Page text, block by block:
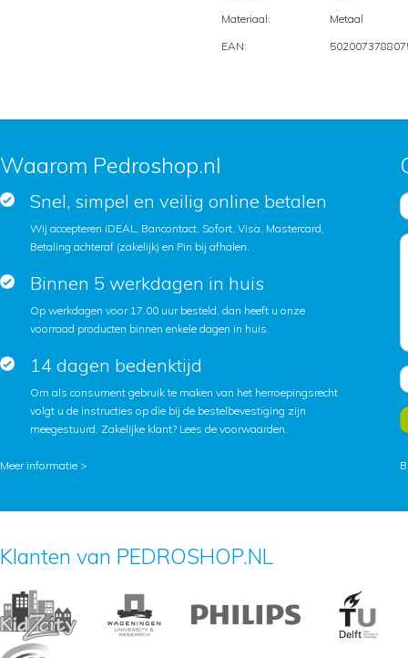
Materiaal:
Metaal
EAN:
Waarom Pedroshop.nl
Snel, simpel en veilig online betalen
Wij accepteren iDEAL, Bancontact, Sofort, Visa, Mastercard,
Betaling achteraf (zakelijk) en Pin bij afhalen.
Binnen 5 werkdagen in huis
Op werkdagen voor 17.00 uur besteld, dan heeft u onze
voorraad producten binnen enkele dagen in huis.
14 dagen bedenktijd
Om als consument gebruik te maken van het herroepingsrecht
volgt u de instructies op die bij de bestelbevestiging zijn
meegestuurd. Zakelijke klant? Lees de voorwaarden.
Meer informatie >
Klanten van PEDROSHOP.NL